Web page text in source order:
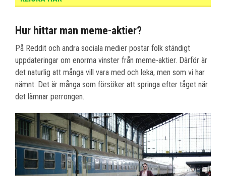
Hur hittar man meme-aktier?
På Reddit och andra sociala medier postar folk ständigt
uppdateringar om enorma vinster från meme-aktier. Därför är
det naturlig att många vill vara med och leka, men som vi har
nämnt: Det är många som försöker att springa efter tåget när
det lämnar perrongen.